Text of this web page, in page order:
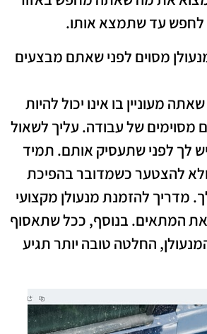
עד שתמצא אותו.
מסוים לפני שאתם מבצעים
מעוניין בו אינו יכול להיות
מסוימים של עבודה. עליך לשאול
לך לפני שתעסיק אותם. תמיד
להצטער כשמדובר בהפיכת
מדריך להזמנת מנעולן מקצועי
המתאים. בנוסף, ככל שתאסוף
החלטה טובה יותר תגיע